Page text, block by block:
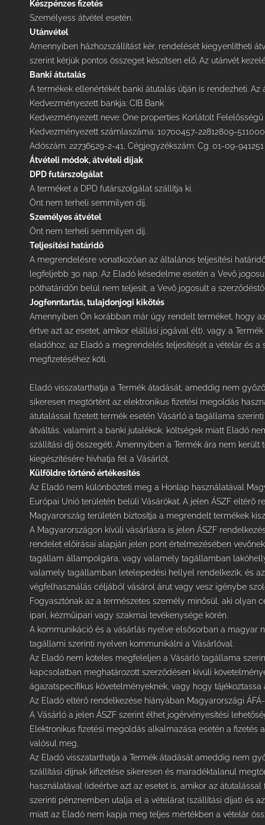
Készpénzes fizetés
Személyess átvétel esetén.
Utánvétel
Amennyiben házhozszállítást kér, rendelését kiegyenlítheti
szerint kérjük pontos összeget készítsen elő. Az utánvét
Banki átutalás
A termékek ellenértékét banki átutalás útján is rendezheti. Az
Kedvezményezett bankja: CIB Bank
Kedvezményezett neve: One properties Korlátolt Felelősségű
Kedvezményezett számlaszáma: 10700457-22812809-
Adószám: 22736529-2-41, Cégjegyzékszám: Cg. 01-09-941251
Átvételi módok, átvételi díjak
DPDfutárszolgálat
A terméket a DPD futárszolgálat szállítja ki.
Önt nem terheli semmilyen díj.
Személyes átvétel
Önt nem terheli semmilyen díj.
Teljesítési határidő
A megrendelésre vonatkozóan az általános teljesítési
legfeljebb 30 nap. Az Eladó késedelme esetén a Vevő
póthatáridőn belül nem teljesít, a Vevő jogosult a
Jogfenntartás, tulajdonjogi kikötés
Amennyiben Ön korábban már úgy rendelt terméket, hogy
értve azt az esetet, amikor elállási jogával élt), vagy a
eladóhoz, az Eladó a megrendelés teljesítését a vételár és a
megfizetéséhez köti.
Eladó visszatarthatja a Termék átadását, ameddig nem
sikeresen megtörtént az elektronikus fizetési megoldás
átutalással fizetett termék esetén Vásárló a tagállama
átváltás, valamint a banki jutalékok, költségek miatt Eladó
szállítási díj összegét). Amennyiben a Termék ára nem
kiegészítésére hívhatja fel a Vásárlót.
Külföldre történő értékesítés
Az Eladó nem különbözteti meg a Honlap használatával
Európai Unió területén belüli Vásárókat. A jelen ÁSZF eltérő
Magyarország területén biztosítja a megrendelt termékek
A Magyarországon kívüli vásárlásra is jelen ÁSZF
rendelet előírásai alapján jelen pont értelmezésében
tagállam állampolgára, vagy valamely tagállamban
valamely tagállamban letelepedési hellyel rendelkezik, és
végfelhasználás céljából vásárol árut vagy vesz igénybe
Fogyasztónak az a természetes személy minősül, aki olyan
ipari, kézműipari vagy szakmai tevékenysége körén.
A kommunikáció és a vásárlás nyelve elsősorban a magyar
tagállami szerinti nyelven kommunikálni a Vásárlóval.
Az Eladó nem köteles megfeleljen a Vásárló tagállama
kapcsolatban meghatározott szerződésen kívüli
ágazatspecifikus követelményeknek, vagy hogy
Az Eladó eltérő rendelkezése hiányában Magyarországi
A Vásárló a jelen ÁSZF szerint élhet jogérvényesítési
Elektronikus fizetési megoldás alkalmazása esetén a
valósul meg,
Az Eladó visszatarthatja a Termék átadását ameddig nem
szállítási díjnak kifizetése sikeresen és maradéktalanul
használatával (ideértve azt az esetet is, amikor az
szerinti pénznemben utalja el a vételárat (szállítási díjat) és
miatt az Eladó nem kapja meg teljes mértékben a vételár